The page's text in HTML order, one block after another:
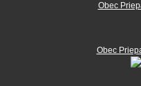
Obec
Obec